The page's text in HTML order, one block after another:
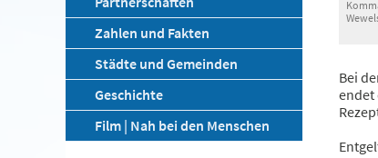
Zahlen und Fakten
Städte und Gemeinden
Geschichte
Film | Nah bei den Menschen
Bei
endet